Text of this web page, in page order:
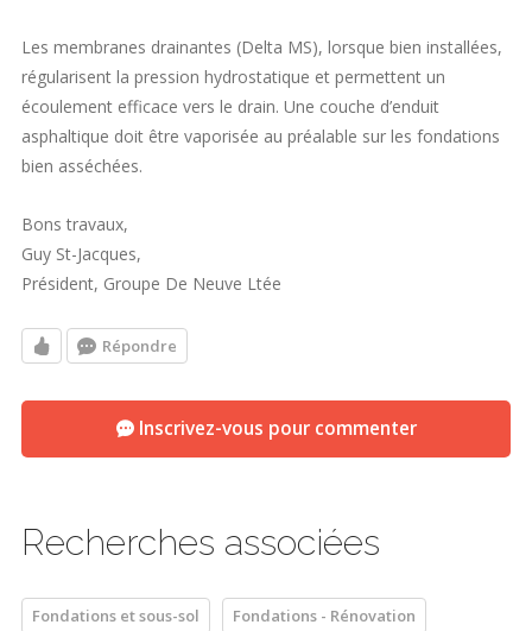
Les membranes drainantes (Delta MS), lorsque bien installées,
régularisent la pression hydrostatique et permettent un
écoulement efficace vers le drain. Une couche d’enduit
asphaltique doit être vaporisée au préalable sur les fondations
bien asséchées.
Bons travaux,
Guy St-Jacques,
Président, Groupe De Neuve Ltée
Répondre
Inscrivez-vous pour commenter
Recherches associées
Fondations et sous-sol Fondations - Rénovation